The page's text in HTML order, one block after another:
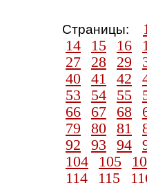
Страницы:
14
15 16
27
28 29
40
41 42
53
54 55
66
67 68
79
80 81
92
93 94
104
105
114
115